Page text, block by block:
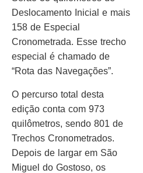
Deslocamento Inicial e mais
158 de Especial
Cronometrada. Esse trecho
especial é chamado de
“Rota das Navegações”.
O percurso total desta
edição conta com 973
quilômetros, sendo 801 de
Trechos Cronometrados.
Depois de largar em São
Miguel do Gostoso, os